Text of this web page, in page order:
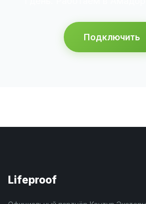
Подключить
Lifeproof